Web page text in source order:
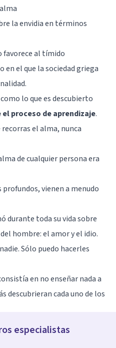
la envidia en términos
favorece al tímido
en el que la sociedad griega
lo que es descubierto
el proceso de aprendizaje.
recorras el alma, nunca
de cualquier persona era
profundos, vienen a menudo
durante toda su vida sobre
hombre: el amor y el idio.
Sólo puedo hacerles
en no enseñar nada a
descubrieran cada uno de los
pero tampoco es mucho
desde un buen punto de
especialistas